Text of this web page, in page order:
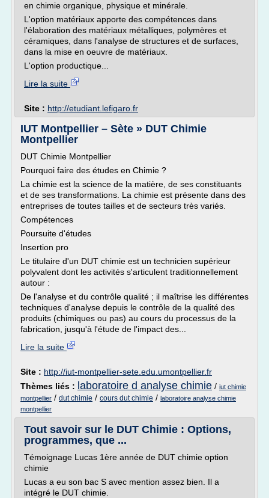
en chimie organique, physique et minérale.
L'option matériaux apporte des compétences dans
l'élaboration des matériaux métalliques, polymères et
céramiques, dans l'analyse de structures et de surfaces,
dans la mise en oeuvre de matériaux.
L'option productique...
Lire la suite
Site : http://etudiant.lefigaro.fr
IUT Montpellier – Sète » DUT Chimie
Montpellier
DUT Chimie Montpellier
Pourquoi faire des études en Chimie ?
La chimie est la science de la matière, de ses constituants
et de ses transformations. La chimie est présente dans des
entreprises de toutes tailles et de secteurs très variés.
Compétences
Poursuite d'études
Insertion pro
Le titulaire d'un DUT chimie est un technicien supérieur
polyvalent dont les activités s'articulent traditionnellement
autour :
De l'analyse et du contrôle qualité ; il maîtrise les différentes
techniques d'analyse depuis le contrôle de la qualité des
produits (chimiques ou pas) au cours du processus de la
fabrication, jusqu'à l'étude de l'impact des...
Lire la suite
Site : http://iut-montpellier-sete.edu.umontpellier.fr
Thèmes liés : laboratoire d analyse chimie / iut chimie
montpellier / dut chimie / cours dut chimie / laboratoire analyse chimie
montpellier
Tout savoir sur le DUT Chimie : Options,
programmes, que ...
Témoignage Lucas 1ère année de DUT chimie option
chimie
Lucas a eu son bac S avec mention assez bien. Il a
intégré le DUT chimie.